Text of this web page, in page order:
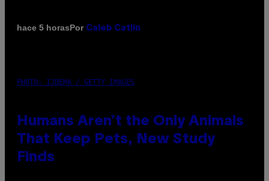
hace 5 horasPor Caleb Catlin
PHOTO: IJDEMA / GETTY IMAGES
Humans Aren’t the Only Animals
That Keep Pets, New Study
Finds